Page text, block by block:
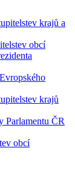
krajů a
obcí
krajů
Parlamentu ČR
obcí